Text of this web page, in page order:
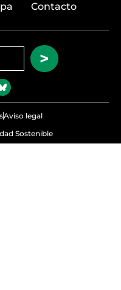
Contacto
>
Sostenible
Aviso legal